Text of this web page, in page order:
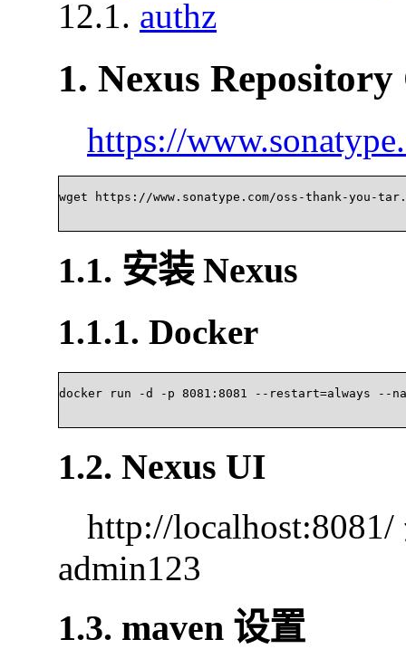
12.1. authz
1. Nexus Repository
https://
wget https://www.sonatype.com/oss-thank-you-
1.1. 安装 Nexus
1.1.1. Docker
docker run -d -p 8081:8081 --restart=always --
1.2. Nexus UI
http://
admin123
1.3. maven 设置